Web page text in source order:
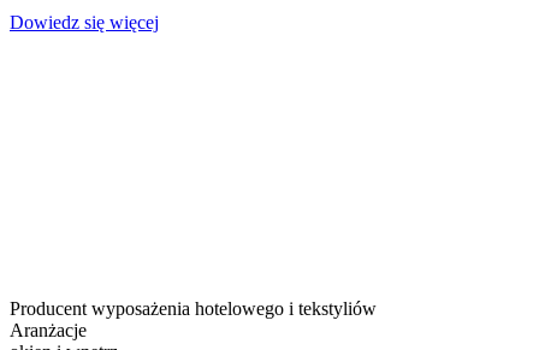
Dowiedz się więcej
Producent wyposażenia hotelowego i tekstyliów
Aranżacje